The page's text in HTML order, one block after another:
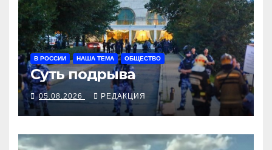
В РОССИИ НАША ТЕМА ОБЩЕСТВО
Суть подрыва
05.08.2026 РЕДАКЦИЯ